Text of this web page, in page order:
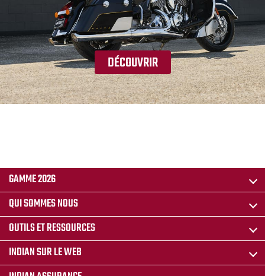
DÉCOUVRIR
GAMME 2026
QUI SOMMES NOUS
OUTILS ET RESSOURCES
INDIAN SUR LE WEB